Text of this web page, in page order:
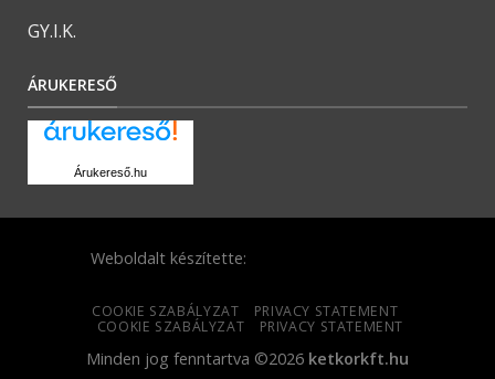
GY.I.K.
ÁRUKERESŐ
Árukereső.hu
Weboldalt készítette:
COOKIE SZABÁLYZAT
PRIVACY STATEMENT
COOKIE SZABÁLYZAT
PRIVACY STATEMENT
Minden jog fenntartva ©2026 ketkorkft.hu